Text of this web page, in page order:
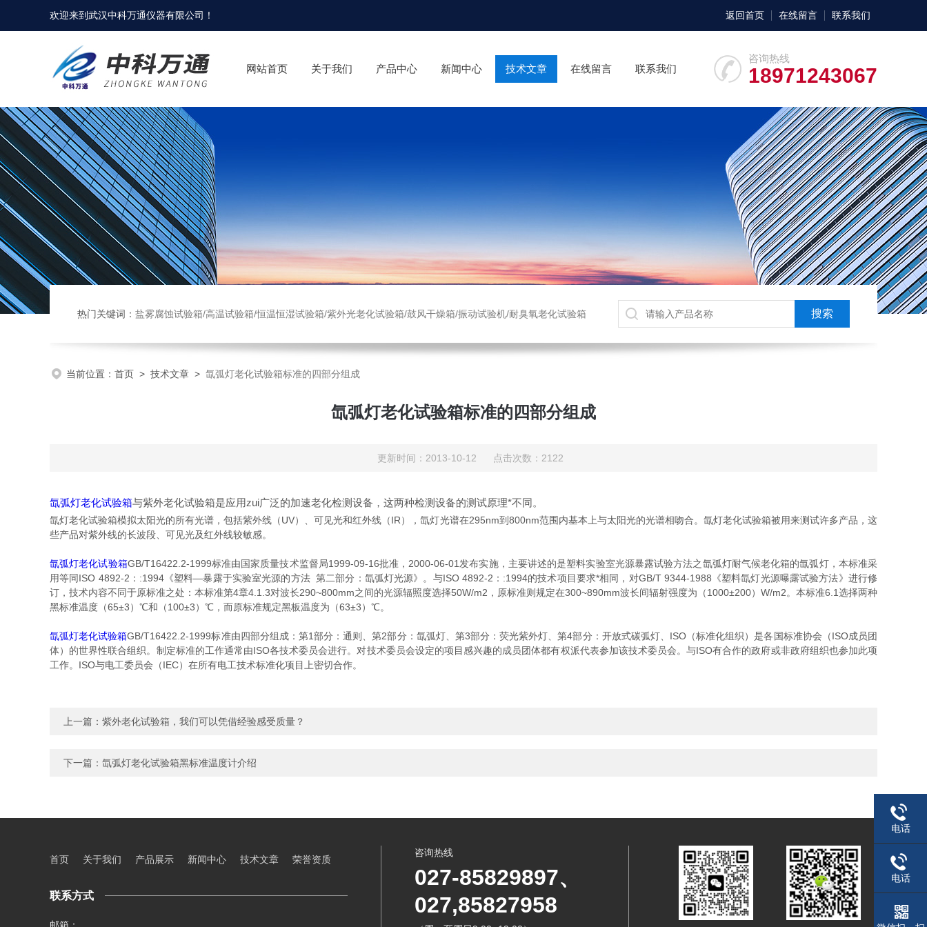
欢迎来到武汉中科万通仪器有限公司 ！ 返回首页 在线留言 联系我们
咨询热线
18971243067
网站首页 关于我们 产品中心 新闻中心 技术文章 在线留言 联系我们
热门关键词： 盐雾腐蚀试验箱/高温试验箱/恒温恒湿试验箱/紫外光老化试验箱/鼓风干燥箱/振动试验机/耐臭氧老化试验箱
当前位置： 首页 > 技术文章 > 氙弧灯老化试验箱标准的四部分组成
氙弧灯老化试验箱标准的四部分组成
更新时间：2013-10-12 点击次数：2122
氙弧灯老化试验箱与紫外老化试验箱是应用zui广泛的加速老化检测设备，这两种检测设备的测试原理*不同。
氙灯老化试验箱模拟太阳光的所有光谱，包括紫外线（UV）、可见光和红外线（IR），氙灯光谱在295nm到800nm范围内基本上与太阳光的光谱相吻合。氙灯老化试验箱被用来测试许多产品，这
些产品对紫外线的长波段、可见光及红外线较敏感。
氙弧灯老化试验箱GB/T16422.2-1999标准由国家质量技术监督局1999-09-16批准，2000-06-01发布实施，主要讲述的是塑料实验室光源暴露试验方法之氙弧灯耐气候老化箱的氙弧灯，本标准采
用等同ISO 4892-2：:1994《塑料—暴露于实验室光源的方法 第二部分：氙弧灯光源》。与ISO 4892-2：:1994的技术项目要求*相同，对GB/T 9344-1988《塑料氙灯光源曝露试验方法》进行修
订，技术内容不同于原标准之处：本标准第4章4.1.3对波长290~800mm之间的光源辐照度选择50W/m2，原标准则规定在300~890mm波长间辐射强度为（1000±200）W/m2。本标准6.1选择两种
黑标准温度（65±3）℃和（100±3）℃，而原标准规定黑板温度为（63±3）℃。
氙弧灯老化试验箱GB/T16422.2-1999标准由四部分组成：第1部分：通则、第2部分：氙弧灯、第3部分：荧光紫外灯、第4部分：开放式碳弧灯、ISO（标准化组织）是各国标准协会（ISO成员团
体）的世界性联合组织。制定标准的工作通常由ISO各技术委员会进行。对技术委员会设定的项目感兴趣的成员团体都有权派代表参加该技术委员会。与ISO有合作的政府或非政府组织也参加此项
工作。ISO与电工委员会（IEC）在所有电工技术标准化项目上密切合作。
上一篇： 紫外老化试验箱，我们可以凭借经验感受质量？
下一篇： 氙弧灯老化试验箱黑标准温度计介绍
首页 关于我们 产品展示 新闻中心 技术文章 荣誉资质
联系方式
咨询热线
027-85829897、
027,85827958
电话
电话